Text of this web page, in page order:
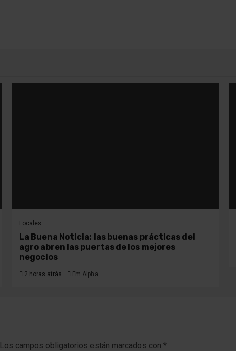
Locales
La Buena Noticia: las buenas prácticas del
agro abren las puertas de los mejores
negocios
2 horas atrás Fm Alpha
Los campos obligatorios están marcados con *